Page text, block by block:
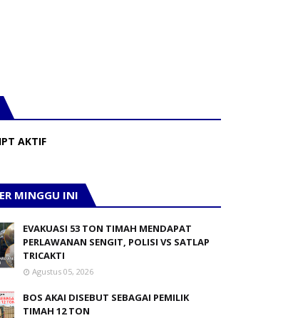
AKTIF
MINGGU INI
EVAKUASI 53 TON TIMAH MENDAPAT
PERLAWANAN SENGIT, POLISI VS SATLAP
TRICAKTI
Agustus 05, 2026
BOS AKAI DISEBUT SEBAGAI PEMILIK
TIMAH 12 TON